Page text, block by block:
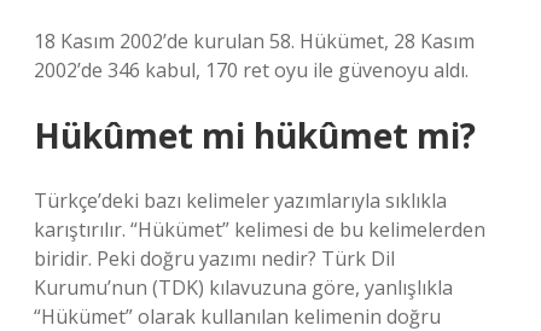
18 Kasım 2002’de kurulan 58. Hükümet, 28 Kasım
2002’de 346 kabul, 170 ret oyu ile güvenoyu aldı.
Hükûmet mi hükûmet mi?
Türkçe’deki bazı kelimeler yazımlarıyla sıklıkla
karıştırılır. “Hükümet” kelimesi de bu kelimelerden
biridir. Peki doğru yazımı nedir? Türk Dil
Kurumu’nun (TDK) kılavuzuna göre, yanlışlıkla
“Hükümet” olarak kullanılan kelimenin doğru